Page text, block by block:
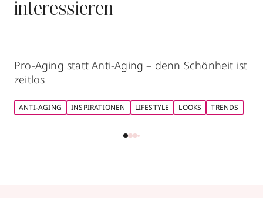
interessieren
Pro-Aging statt Anti-Aging – denn Schönheit ist
zeitlos
ANTI-AGING INSPIRATIONEN LIFESTYLE LOOKS TRENDS